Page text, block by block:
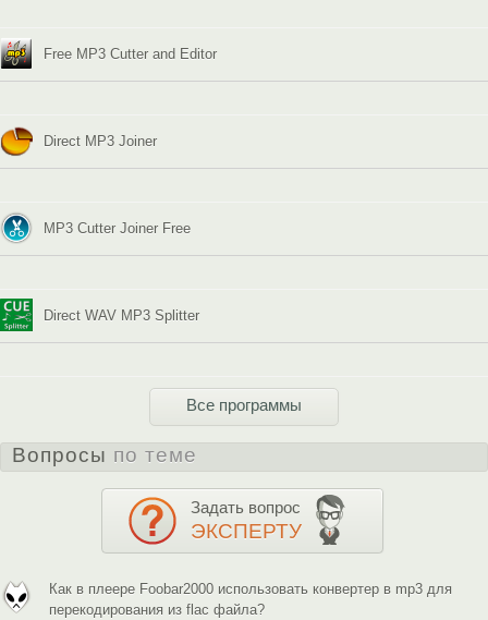
Free MP3 Cutter and Editor
Direct MP3 Joiner
MP3 Cutter Joiner Free
Direct WAV MP3 Splitter
Все программы
Вопросы по теме
Задать вопрос
ЭКСПЕРТУ
Как в плеере Foobar2000 использовать конвертер в mp3 для
перекодирования из flac файла?